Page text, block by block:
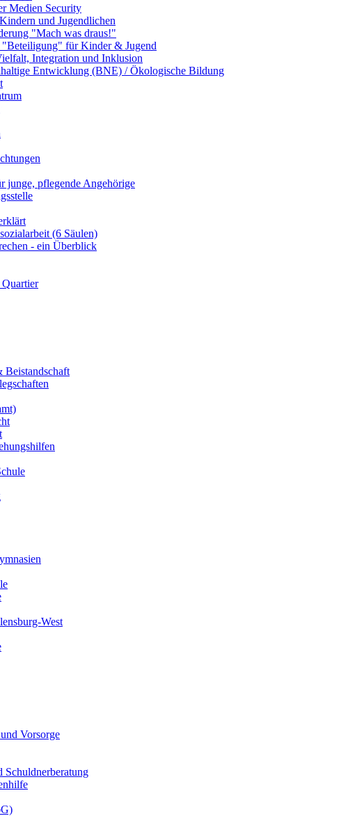
Medien Security
und Jugendlichen
"Mach was draus!"
"Beteiligung" für Kinder & Jugend
Integration und Inklusion
Entwicklung (BNE) / Ökologische Bildung
junge, pflegende Angehörige
(6 Säulen)
- ein Überblick
Beistandschaft
West
Vorsorge
Schuldnerberatung